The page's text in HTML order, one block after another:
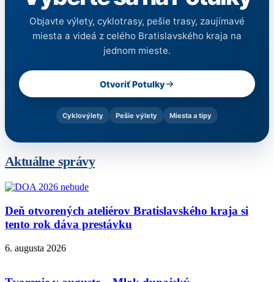
Objavte výlety, cyklotrasy, pešie trasy, zaujímavé
miesta a videá z celého Bratislavského kraja na
jednom mieste.
Otvoriť Potulky
Cyklovýlety Pešie výlety Miesta a tipy
Aktuálne správy
Deň otvorených ateliérov Bratislavského kraja si
tento rok dáva prestávku
6. augusta 2026